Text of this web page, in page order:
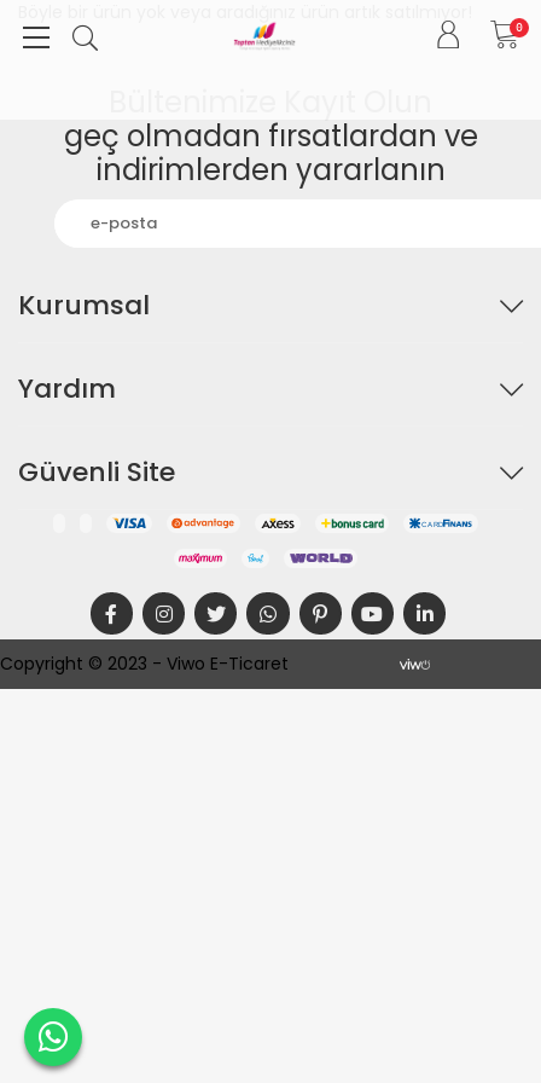
0
geç olmadan fırsatlardan ve
indirimlerden yararlanın
Kurumsal
Yardım
Güvenli Site
Copyright © 2023 - Viwo E-Ticaret